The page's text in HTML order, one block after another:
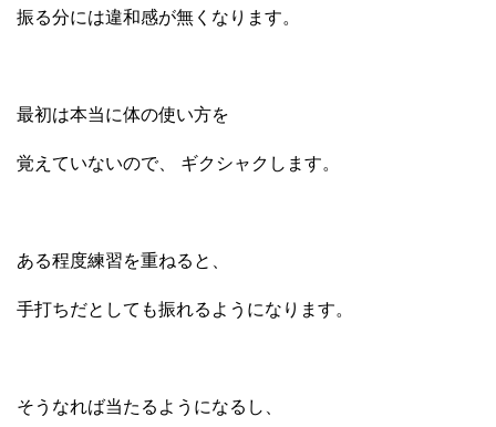
振る分には違和感が無くなります。
最初は本当に体の使い方を
覚えていないので、 ギクシャクします。
ある程度練習を重ねると、
手打ちだとしても振れるようになります。
そうなれば当たるようになるし、